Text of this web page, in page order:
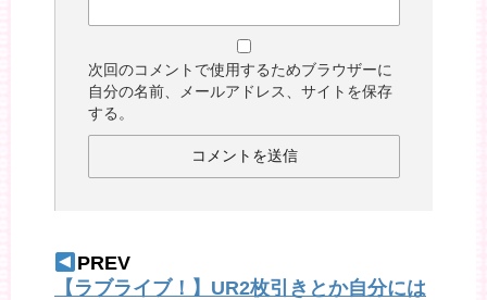
次回のコメントで使用するためブラウザーに
自分の名前、メールアドレス、サイトを保存
する。
PREV
【ラブライブ！】UR2枚引きとか自分には